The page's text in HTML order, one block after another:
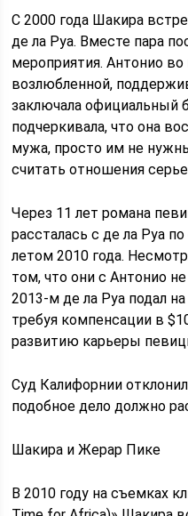
С 2000 года Шакира
де ла Руа. Вместе пара
мероприятия. Антонио
возлюбленной,
заключала официальный
подчеркивала, что она
мужа, просто им не
считать отношения
Через 11 лет романа
рассталась с де ла Руа
летом 2010 года.
том, что они с Антонио
2013-м де ла Руа подал
требуя компенсации в
развитию карьеры
Суд Калифорнии
подобное дело должно
Шакира и Жерар Пике
В 2010 году на съемках